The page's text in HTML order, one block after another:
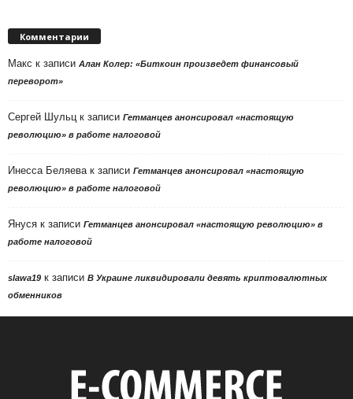
Комментарии
Макс к записи Алан Колер: «Биткоин произведет финансовый
переворот»
Сергей Шульц к записи Гетманцев анонсировал «настоящую
революцию» в работе налоговой
Инесса Беляева к записи Гетманцев анонсировал «настоящую
революцию» в работе налоговой
Януся к записи Гетманцев анонсировал «настоящую революцию» в
работе налоговой
slawa19 к записи В Украине ликвидировали девять криптовалютных
обменников